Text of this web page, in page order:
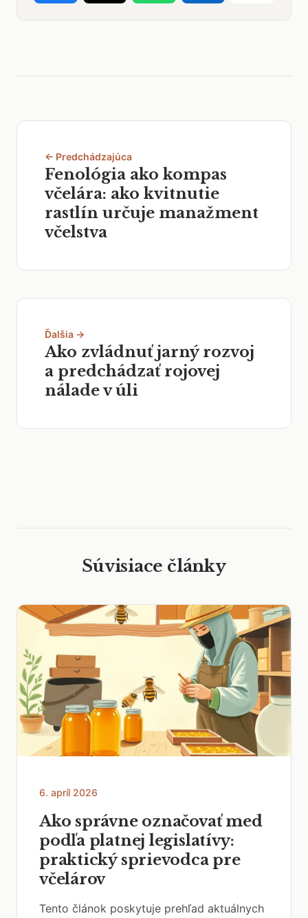
← Predchádzajúca
Fenológia ako kompas
včelára: ako kvitnutie
rastlín určuje manažment
včelstva
Ďalšia →
Ako zvládnuť jarný rozvoj
a predchádzať rojovej
nálade v úli
Súvisiace články
6. apríl 2026
Ako správne označovať med
podľa platnej legislatívy:
praktický sprievodca pre
včelárov
Tento článok poskytuje prehľad aktuálnych